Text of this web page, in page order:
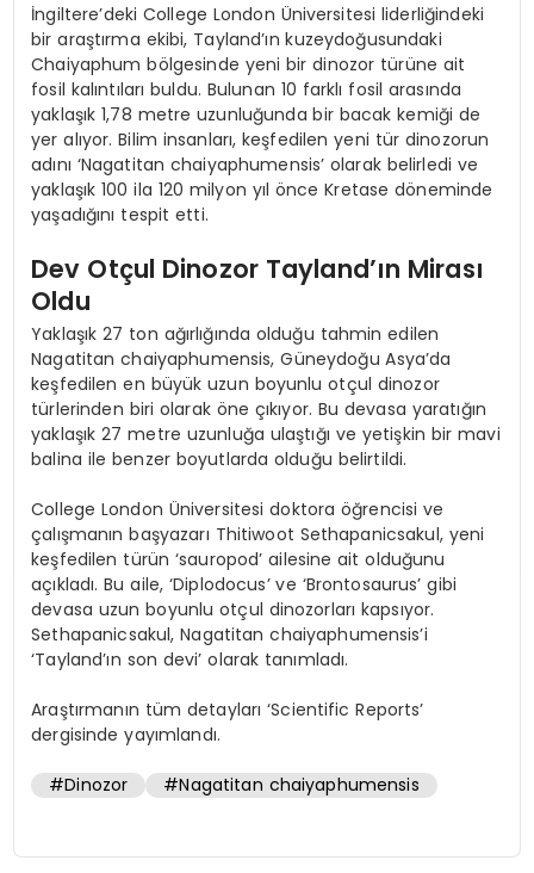
İngiltere’deki College London Üniversitesi liderliğindeki
bir araştırma ekibi, Tayland’ın kuzeydoğusundaki
Chaiyaphum bölgesinde yeni bir dinozor türüne ait
fosil kalıntıları buldu. Bulunan 10 farklı fosil arasında
yaklaşık 1,78 metre uzunluğunda bir bacak kemiği de
yer alıyor. Bilim insanları, keşfedilen yeni tür dinozorun
adını ‘Nagatitan chaiyaphumensis’ olarak belirledi ve
yaklaşık 100 ila 120 milyon yıl önce Kretase döneminde
yaşadığını tespit etti.
Dev Otçul Dinozor Tayland’ın Mirası
Oldu
Yaklaşık 27 ton ağırlığında olduğu tahmin edilen
Nagatitan chaiyaphumensis, Güneydoğu Asya’da
keşfedilen en büyük uzun boyunlu otçul dinozor
türlerinden biri olarak öne çıkıyor. Bu devasa yaratığın
yaklaşık 27 metre uzunluğa ulaştığı ve yetişkin bir mavi
balina ile benzer boyutlarda olduğu belirtildi.
College London Üniversitesi doktora öğrencisi ve
çalışmanın başyazarı Thitiwoot Sethapanicsakul, yeni
keşfedilen türün ‘sauropod’ ailesine ait olduğunu
açıkladı. Bu aile, ‘Diplodocus’ ve ‘Brontosaurus’ gibi
devasa uzun boyunlu otçul dinozorları kapsıyor.
Sethapanicsakul, Nagatitan chaiyaphumensis’i
‘Tayland’ın son devi’ olarak tanımladı.
Araştırmanın tüm detayları ‘Scientific Reports’
dergisinde yayımlandı.
#Dinozor #Nagatitan chaiyaphumensis